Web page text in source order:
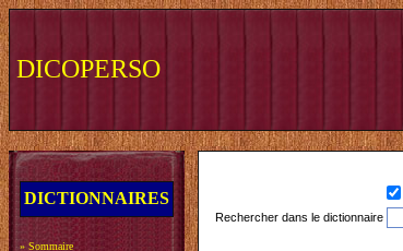
DICOPERSO
DICTIONNAIRES
» Sommaire
Rechercher dans le dictionnaire